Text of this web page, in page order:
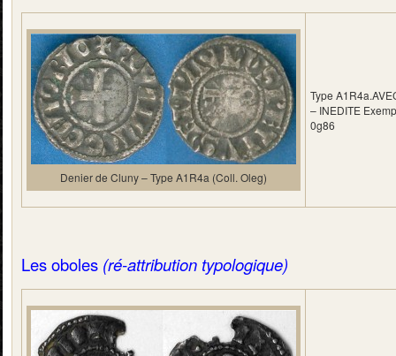
Denier de Cluny – Type A1R4a (Coll. Oleg)
Type
– INEDITE
0g86
Les oboles (ré-attribution typologique)